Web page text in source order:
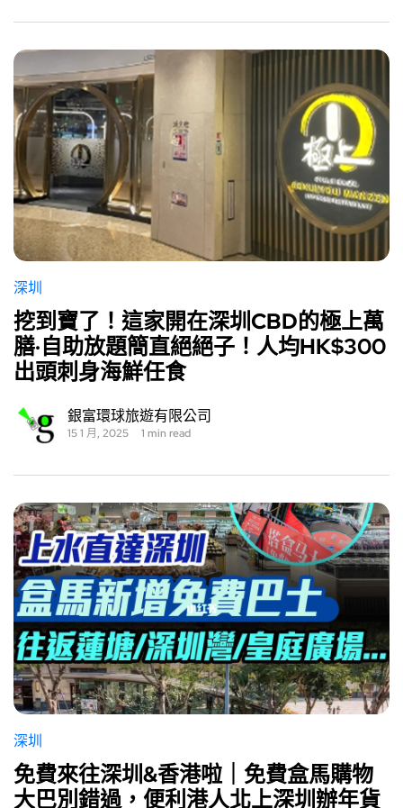
深圳
挖到寶了！這家開在深圳CBD的極上萬
膳·自助放題簡直絕絕子！人均HK$300
出頭刺身海鮮任食
銀富環球旅遊有限公司
15 1 月, 2025 1 min read
深圳
免費來往深圳&香港啦｜免費盒馬購物
大巴別錯過，便利港人北上深圳辦年貨